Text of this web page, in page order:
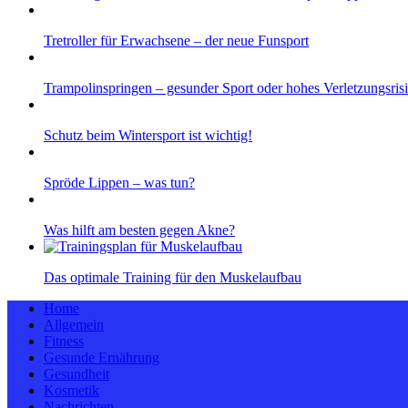
Tretroller für Erwachsene – der neue Funsport
Trampolinspringen – gesunder Sport oder hohes
Schutz beim Wintersport ist wichtig!
Spröde Lippen – was tun?
Was hilft am besten gegen Akne?
Das optimale Training für den Muskelaufbau
Home
Allgemein
Fitness
Gesunde Ernährung
Gesundheit
Kosmetik